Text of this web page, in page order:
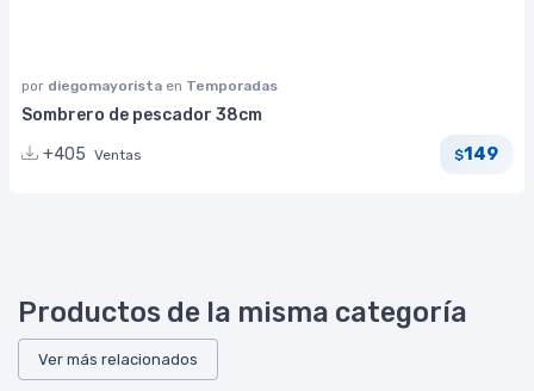
por diegomayorista en Temporadas
Sombrero de pescador 38cm
+405 Ventas $149
Productos de la misma categoría
Ver más relacionados